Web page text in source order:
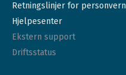
Retningslinjer for personvern
Hjelpesenter
Ekstern support
Driftsstatus